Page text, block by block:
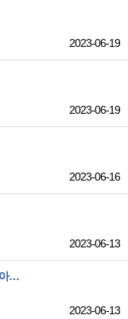
2023-06-19
2023-06-19
2023-06-16
2023-06-13
지게차 운전일을 찾고 있습니다. 아직은 경력이 미천합니다만 빨리 잘 배울 수 있습니다.
2023-06-13